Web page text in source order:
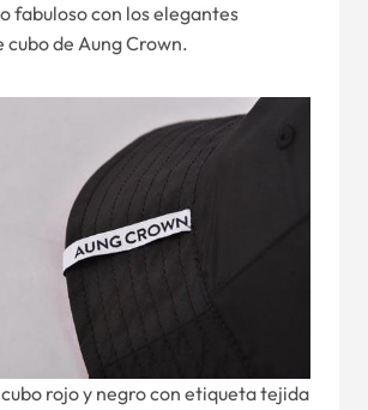
fabuloso con los elegantes
cubo de Aung Crown.
rojo y negro con etiqueta tejida